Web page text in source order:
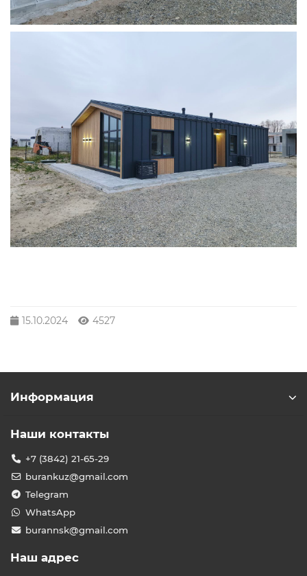
15.10.2024 4527
Информация
Наши контакты
+7 (3842) 21-65-29
burankuz@gmail.com
Telegram
WhatsApp
burannsk@gmail.com
Наш адрес